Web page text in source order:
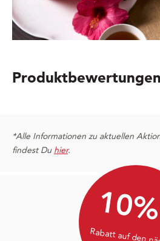
Produktbewertungen
*Alle Informationen zu aktuellen
findest Du hier.